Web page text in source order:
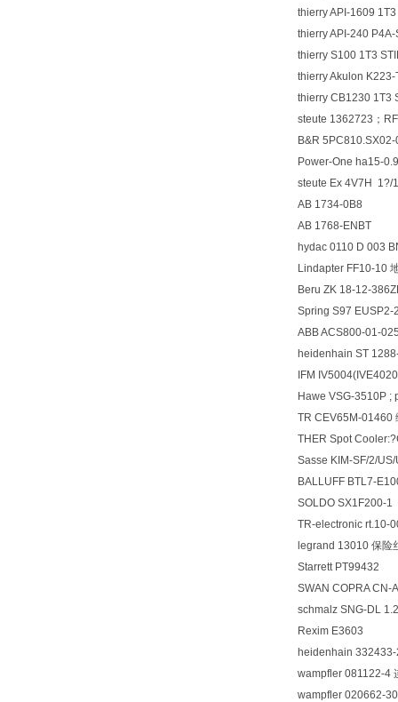
thierry API-1609
thierry API-240
thierry S100 1T3
thierry Akulon
thierry CB1230 1T3
steute 1362723；
B&R
Power-One ha15-
steute Ex 4V7H 1?/
AB 1734-0B8
AB 1768-ENBT
hydac 0110 D 003
Lindapter FF10-10
Beru ZK 18-12-
Spring S97
ABB ACS800-01-
heidenhain ST
IFM
Hawe VSG-3510P
TR CEV65M-01460
THER Spot
Sasse KIM-SF/2/
BALLUFF BTL7-
SOLDO SX1F200-
TR-electronic rt.10-
legrand 13010 保险
Starrett PT99432
SWAN COPRA CN-
schmalz SNG-DL
Rexim E3603
heidenhain
wampfler 081122-4
wampfler 020662-